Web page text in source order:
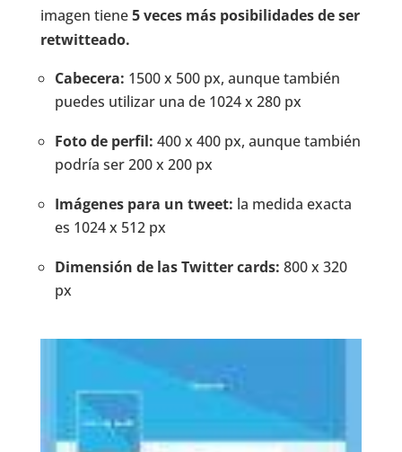
imagen tiene5 veces más posibilidades de ser
retwitteado.
Cabecera: 1500 x 500 px, aunque también
puedes utilizar una de 1024 x 280 px
Foto de perfil: 400 x 400 px, aunque también
podría ser 200 x 200 px
Imágenes para un tweet: la medida exacta
es 1024 x 512 px
Dimensión de las Twitter cards: 800 x 320
px